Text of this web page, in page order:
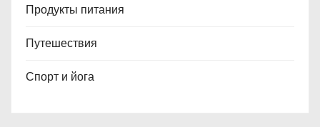
Продукты питания
Путешествия
Спорт и йога